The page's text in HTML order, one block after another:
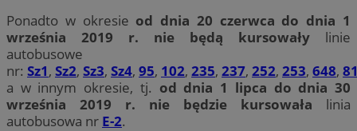
Ponadto w okresie od dnia 20 czerwca do dnia 1
września 2019 r.
nie będą kursowały linie
autobusowe
nr: Sz1, Sz2, Sz3, Sz4, 95, 102, 235, 237, 252, 253, 648,
a w innym okresie, tj. od dnia 1 lipca do dnia 30
września 2019 r. nie będzie kursowała linia
autobusowa nr E-2.